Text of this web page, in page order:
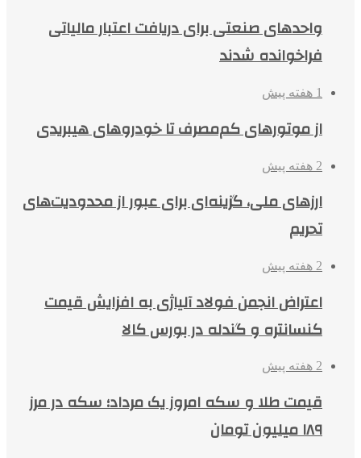
واحدهای صنعتی برای دریافت اعتبار مالیاتی
فراخوانده شدند
1 هفته پیش
از موتورهای کم‌مصرف تا خودروهای هیبریدی
2 هفته پیش
ارزهای ملی، گزینه‌ای برای عبور از محدودیت‌های
تحریم
2 هفته پیش
اعتراض انجمن فولاد آلیاژی به افزایش قیمت
کنسانتره و گندله در بورس کالا
2 هفته پیش
قیمت طلا و سکه امروز یک مرداد؛ سکه در مرز
۱۸۹ میلیون تومان